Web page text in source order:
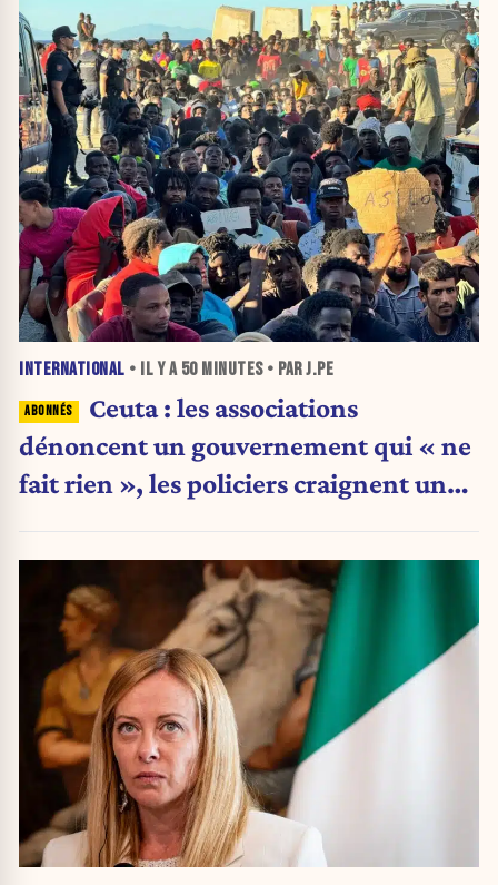
INTERNATIONAL • IL Y A 50 MINUTES• PAR J.PE
Ceuta : les associations
dénoncent un gouvernement qui « ne
fait rien », les policiers craignent une